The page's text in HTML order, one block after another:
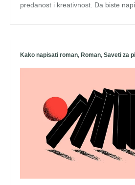
predanost i kreativnost. Da biste
Kako napisati roman, Roman, Saveti za